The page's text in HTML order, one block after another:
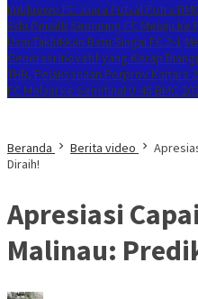
Imbluewo FC Juara Futsal Putra
Adu Penalti Semaring FC Melaju ke
Usai Taklukkan Batu Singai FC 2-1
Generasi Inovatif yang Kerap
THB, Pelaksanaan Porprov Kaltara
FC Melaju ke Semifinal U-45 BMC
Beranda Berita video
Diraih!
Apresiasi
Malinau: